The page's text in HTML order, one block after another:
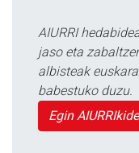
AIURRI
jaso eta
albisteak
babestuko duzu.
Egin